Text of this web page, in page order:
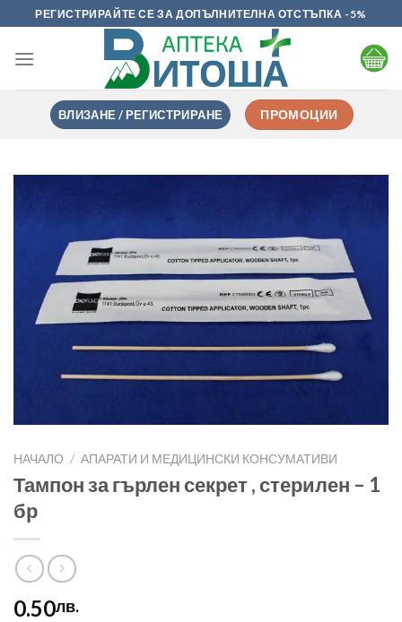
to
content
РЕГИСТРИРАЙТЕ СЕ ЗА ДОПЪЛНИТЕЛНА ОТСТЪПКА -5%
ВЛИЗАНЕ / РЕГИСТРИРАНЕ ПРОМОЦИИ
НАЧАЛО / АПАРАТИ И МЕДИЦИНСКИ КОНСУМАТИВИ
Тампон за гърлен секрет , стерилен – 1
бр
0.50лв.